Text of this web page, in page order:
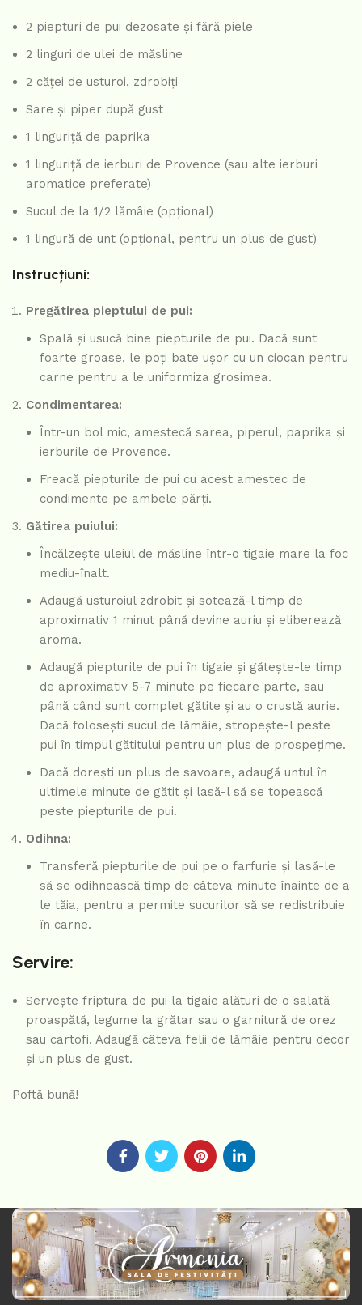
2 piepturi de pui dezosate și fără piele
2 linguri de ulei de măsline
2 căței de usturoi, zdrobiți
Sare și piper după gust
1 linguriță de paprika
1 linguriță de ierburi de Provence (sau alte ierburi
aromatice preferate)
Sucul de la 1/2 lămâie (opțional)
1 lingură de unt (opțional, pentru un plus de gust)
Instrucțiuni:
Pregătirea pieptului de pui:
Spală și usucă bine piepturile de pui. Dacă sunt
foarte groase, le poți bate ușor cu un ciocan pentru
carne pentru a le uniformiza grosimea.
Condimentarea:
Într-un bol mic, amestecă sarea, piperul, paprika și
ierburile de Provence.
Freacă piepturile de pui cu acest amestec de
condimente pe ambele părți.
Gătirea puiului:
Încălzește uleiul de măsline într-o tigaie mare la foc
mediu-înalt.
Adaugă usturoiul zdrobit și sotează-l timp de
aproximativ 1 minut până devine auriu și eliberează
aroma.
Adaugă piepturile de pui în tigaie și gătește-le timp
de aproximativ 5-7 minute pe fiecare parte, sau
până când sunt complet gătite și au o crustă aurie.
Dacă folosești sucul de lămâie, stropește-l peste
pui în timpul gătitului pentru un plus de prospețime.
Dacă dorești un plus de savoare, adaugă untul în
ultimele minute de gătit și lasă-l să se topească
peste piepturile de pui.
Odihna:
Transferă piepturile de pui pe o farfurie și lasă-le
să se odihnească timp de câteva minute înainte de a
le tăia, pentru a permite sucurilor să se redistribuie
în carne.
Servire:
Servește friptura de pui la tigaie alături de o salată
proaspătă, legume la grătar sau o garnitură de orez
sau cartofi. Adaugă câteva felii de lămâie pentru decor
și un plus de gust.
Poftă bună!